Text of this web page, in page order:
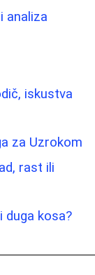
analiza
iskustva
za Uzrokom
rast ili
duga kosa?